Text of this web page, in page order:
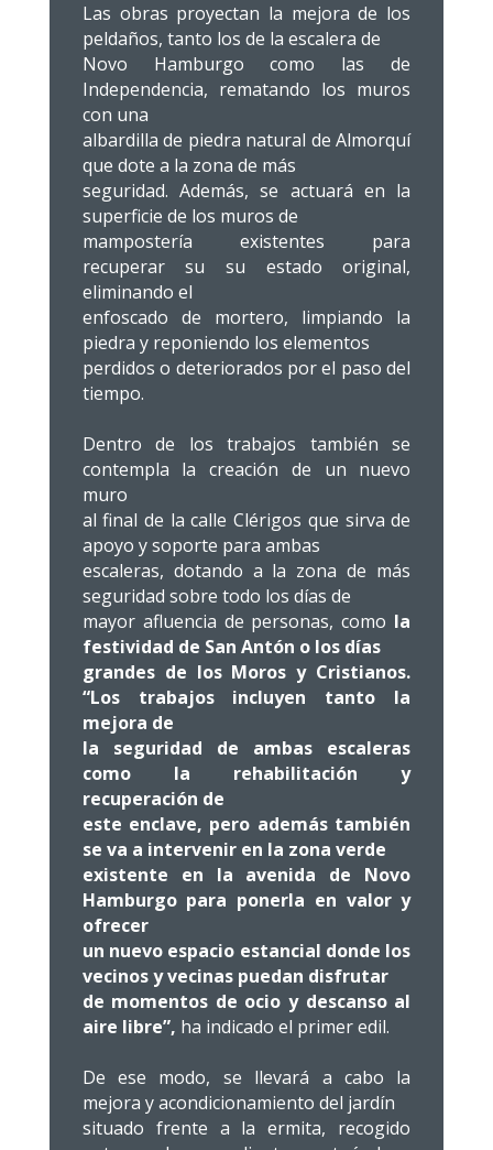
Las obras proyectan la mejora de los
peldaños, tanto los de la escalera de
Novo Hamburgo como las de
Independencia, rematando los muros
con una
albardilla de piedra natural de Almorquí
que dote a la zona de más
seguridad. Además, se actuará en la
superficie de los muros de
mampostería existentes para
recuperar su su estado original,
eliminando el
enfoscado de mortero, limpiando la
piedra y reponiendo los elementos
perdidos o deteriorados por el paso del
tiempo.
Dentro de los trabajos también se
contempla la creación de un nuevo
muro
al final de la calle Clérigos que sirva de
apoyo y soporte para ambas
escaleras, dotando a la zona de más
seguridad sobre todo los días de
mayor afluencia de personas, como la
festividad de San Antón o los días
grandes de los Moros y Cristianos.
“Los trabajos incluyen tanto la
mejora de
la seguridad de ambas escaleras
como la rehabilitación y
recuperación de
este enclave, pero además también
se va a intervenir en la zona verde
existente en la avenida de Novo
Hamburgo para ponerla en valor y
ofrecer
un nuevo espacio estancial donde los
vecinos y vecinas puedan disfrutar
de momentos de ocio y descanso al
aire libre”, ha indicado el primer edil.
De ese modo, se llevará a cabo la
mejora y acondicionamiento del jardín
situado frente a la ermita, recogido